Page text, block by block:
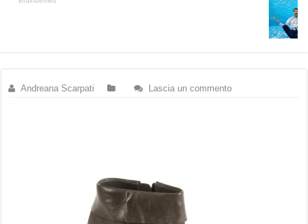
Andreana Scarpati Lascia un commento